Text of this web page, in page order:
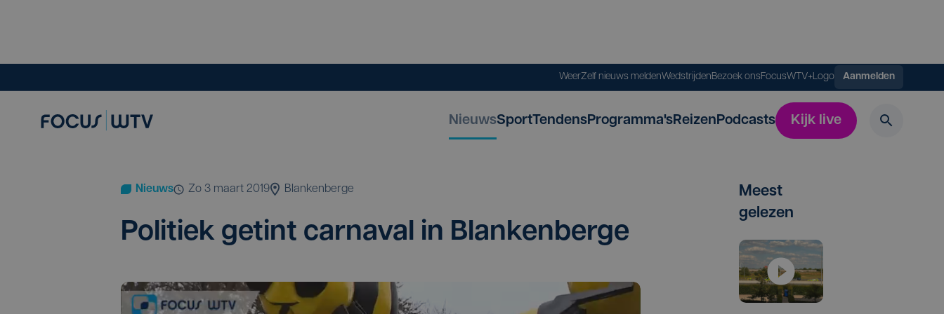
WeerZelf nieuws meldenWedstrijdenBezoek onsFocusWTV+Logo Aanmelden
NieuwsSportTendensProgramma'sReizenPodcasts Kijk live
Nieuws zo 3 maart 2019 Blankenberge
Poli­tiek getint car­na­val in Blankenberge
Meest
gelezen